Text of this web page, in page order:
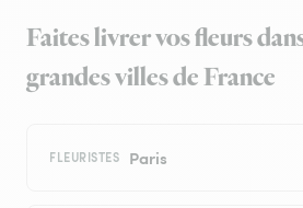
Faites livrer vos fleurs
grandes villes de France
FLEURISTES Paris